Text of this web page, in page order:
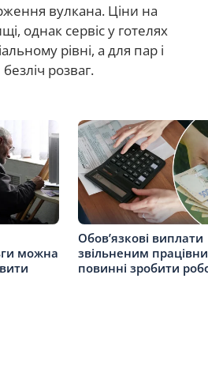
вулкана. Ціни на
однак сервіс у готелях
рівні, а для пар і
розваг.
можна
Обов’язкові виплати
звільненим
повинні зробити